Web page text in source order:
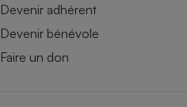
Devenir adhérent
Devenir bénévole
Faire un don